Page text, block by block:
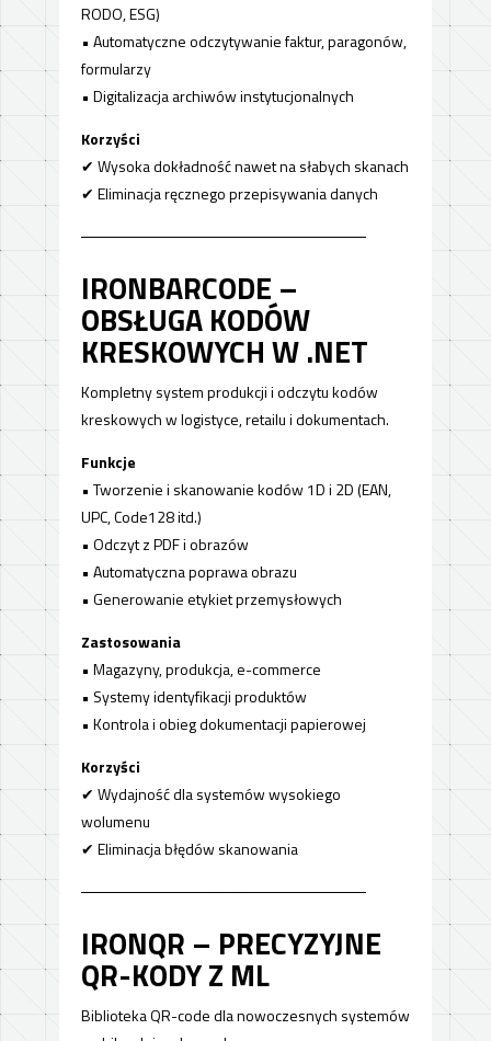
RODO, ESG)
• Automatyczne odczytywanie faktur, paragonów,
formularzy
• Digitalizacja archiwów instytucjonalnych
Korzyści
✔ Wysoka dokładność nawet na słabych skanach
✔ Eliminacja ręcznego przepisywania danych
──────────────────────────
IRONBARCODE –
OBSŁUGA KODÓW
KRESKOWYCH W .NET
Kompletny system produkcji i odczytu kodów
kreskowych w logistyce, retailu i dokumentach.
Funkcje
• Tworzenie i skanowanie kodów 1D i 2D (EAN,
UPC, Code128 itd.)
• Odczyt z PDF i obrazów
• Automatyczna poprawa obrazu
• Generowanie etykiet przemysłowych
Zastosowania
• Magazyny, produkcja, e-commerce
• Systemy identyfikacji produktów
• Kontrola i obieg dokumentacji papierowej
Korzyści
✔ Wydajność dla systemów wysokiego
wolumenu
✔ Eliminacja błędów skanowania
──────────────────────────
IRONQR – PRECYZYJNE
QR-KODY Z ML
Biblioteka QR-code dla nowoczesnych systemów